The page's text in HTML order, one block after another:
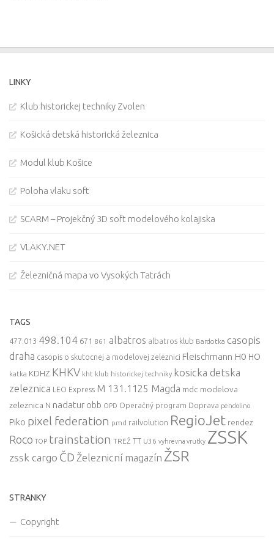
LINKY
Klub historickej techniky Zvolen
Košická detská historická železnica
Modul klub Košice
Poloha vlaku soft
SCARM – Projekčný 3D soft modelového kolajiska
VLAKY.NET
Železničná mapa vo Vysokých Tatrách
TAGS
477.013 498.104 671 861 albatros albatros klub Bardotka casopis
draha casopis o skutocnej a modelovej zeleznici Fleischmann H0 HO
katka KDHZ KHKV kht klub historickej techniky kosicka detska
zeleznica
LEO Express M 131.1125 Magda mdc modelova
zeleznica N nadatur obb OPD Operačný program Doprava pendolino
Piko pixel federation pmd railvolution RegioJet rendez
Roco TOP trainstation TREŽ TT U36 vyhrevna vrutky ZSSK
zssk cargo ČD Železnicní magazín ŽSR
STRANKY
Copyright